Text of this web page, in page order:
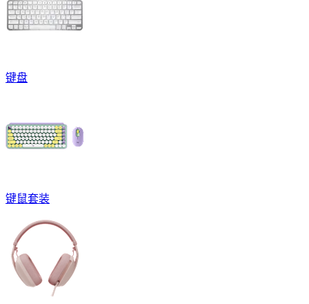
键盘
键鼠套装